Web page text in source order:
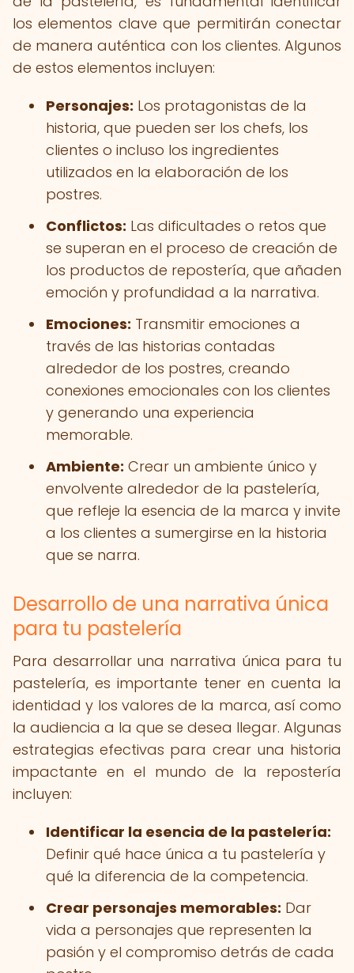
los elementos clave que permitirán conectar
de manera auténtica con los clientes. Algunos
de estos elementos incluyen:
Personajes: Los protagonistas de la
historia, que pueden ser los chefs, los
clientes o incluso los ingredientes
utilizados en la elaboración de los
postres.
Conflictos: Las dificultades o retos que
se superan en el proceso de creación de
los productos de repostería, que añaden
emoción y profundidad a la narrativa.
Emociones: Transmitir emociones a
través de las historias contadas
alrededor de los postres, creando
conexiones emocionales con los clientes
y generando una experiencia
memorable.
Ambiente: Crear un ambiente único y
envolvente alrededor de la pastelería,
que refleje la esencia de la marca y invite
a los clientes a sumergirse en la historia
que se narra.
Desarrollo de una narrativa única
para tu pastelería
Para desarrollar una narrativa única para tu
pastelería, es importante tener en cuenta la
identidad y los valores de la marca, así como
la audiencia a la que se desea llegar. Algunas
estrategias efectivas para crear una historia
impactante en el mundo de la repostería
incluyen:
Identificar la esencia de la pastelería:
Definir qué hace única a tu pastelería y
qué la diferencia de la competencia.
Crear personajes memorables: Dar
vida a personajes que representen la
pasión y el compromiso detrás de cada